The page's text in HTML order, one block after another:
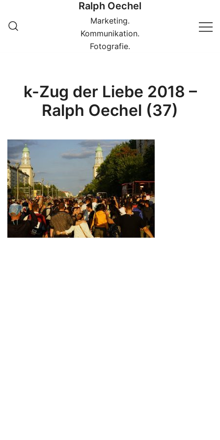
zum
Inhalt
Ralph Oechel
Marketing.
Kommunikation.
Fotografie.
k-Zug der Liebe 2018 –
Ralph Oechel (37)